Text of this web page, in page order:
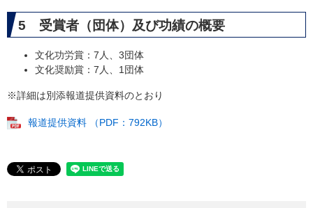
5 受賞者（団体）及び功績の概要
文化功労賞：7人、3団体
文化奨励賞：7人、1団体
※詳細は別添報道提供資料のとおり
報道提供資料 （PDF：792KB）